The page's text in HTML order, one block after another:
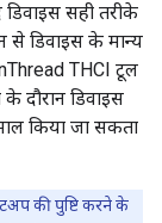
सही तरीके
से डिवाइस के मान्य
THCI टूल
दौरान डिवाइस
किया जा सकता
की पुष्टि करने के